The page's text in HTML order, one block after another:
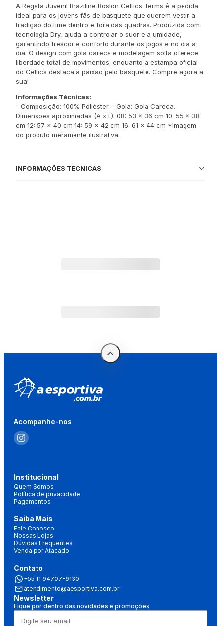
A Regata Juvenil Braziline Boston Celtics Terms é a pedida
ideal para os jovens fãs de basquete que querem vestir a
tradição do time dentro e fora das quadras. Produzida com
tecnologia Dry, ajuda a controlar o suor e a umidade,
garantindo frescor e conforto durante os jogos e no dia a
dia. O design com gola careca e modelagem solta oferece
liberdade total de movimentos, enquanto a estampa oficial
do Celtics destaca a paixão pelo basquete. Compre agora a
sua!
Informações Técnicas:
- Composição: 100% Poliéster. - Gola: Gola Careca.
Dimensões aproximadas (A x L): 08: 53 x 36 cm 10: 55 x 38
cm 12: 57 x 40 cm 14: 59 x 42 cm 16: 61 x 44 cm *Imagem
do produto meramente ilustrativa.
INFORMAÇÕES TÉCNICAS
Acompanhe-nos
Institucional
Quem Somos
Política de privacidade
Pagamentos
Saiba Mais
Fale Conosco
Nossas Lojas
Dúvidas Frequentes
Venda por Atacado
Contato
+55 11 94707-9130
atendimento@aesportiva.com.br
Newsletter
Fique por dentro das novidades e promoções